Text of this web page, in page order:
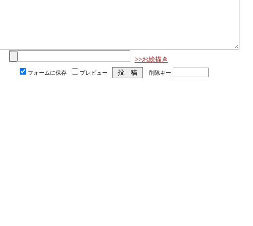
>>お絵描き
フォームに保存 プレビュー 削除キー